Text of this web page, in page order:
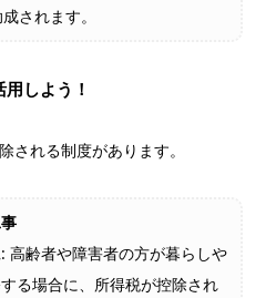
されます。
しよう！
される制度があります。
: 高齢者や障害者の方が暮らしや
る場合に、所得税が控除され